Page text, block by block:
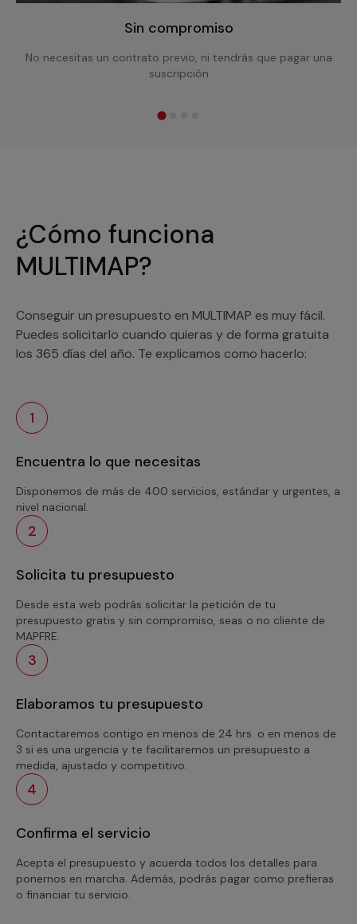
Sin compromiso
No necesitas un contrato previo, ni tendrás que pagar una
suscripción
¿Cómo funciona
MULTIMAP?
Conseguir un presupuesto en MULTIMAP es muy fácil.
Puedes solicitarlo cuando quieras y de forma gratuita
los 365 días del año. Te explicamos como hacerlo:
1
Encuentra lo que necesitas
Disponemos de más de 400 servicios, estándar y urgentes, a
nivel nacional.
2
Solicita tu presupuesto
Desde esta web podrás solicitar la petición de tu
presupuesto gratis y sin compromiso, seas o no cliente de
MAPFRE.
3
Elaboramos tu presupuesto
Contactaremos contigo en menos de 24 hrs. o en menos de
3 si es una urgencia y te facilitaremos un presupuesto a
medida, ajustado y competitivo.
4
Confirma el servicio
Acepta el presupuesto y acuerda todos los detalles para
ponernos en marcha. Además, podrás pagar como prefieras
o financiar tu servicio.